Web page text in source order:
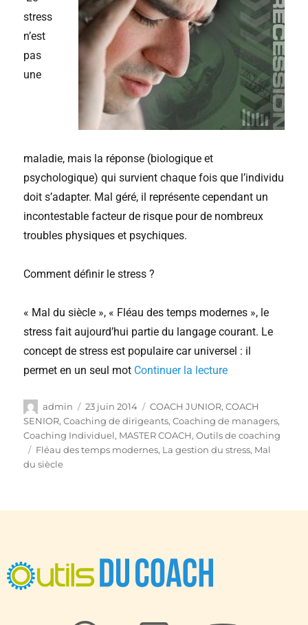
stress
n’est
pas
une
maladie, mais la réponse (biologique et
psychologique) qui survient chaque fois que l’individu
doit s’adapter. Mal géré, il représente cependant un
incontestable facteur de risque pour de nombreux
troubles physiques et psychiques.
Comment définir le stress ?
« Mal du siècle », « Fléau des temps modernes », le
stress fait aujourd’hui partie du langage courant. Le
concept de stress est populaire car universel : il
permet en un seul mot Continuer la lecture
admin 23 juin 2014 COACH JUNIOR,COACH
SENIOR,Coaching de dirigeants,Coaching de managers,
Coaching Individuel, MASTER COACH,Outils de coaching
Fléau des temps modernes, La gestion du stress, Mal
du siècle